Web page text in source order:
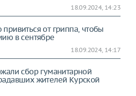
18.09.2024, 14:23
от гриппа, чтобы
в сентябре
18.09.2024, 14:17
сбор гуманитарной
жителей Курской